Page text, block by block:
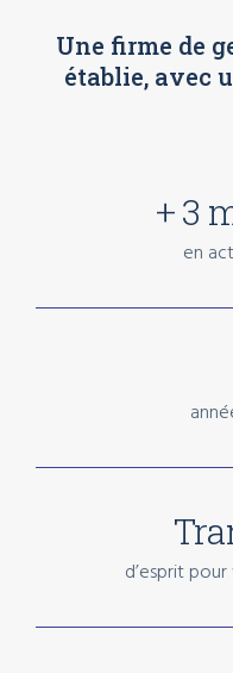
Une firme de
établie, avec
+ 3
en
d’esprit